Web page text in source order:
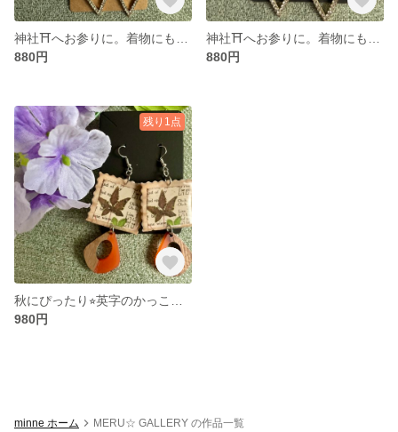
880円
880円
残り1点
980円
minne ホーム MERU☆ GALLERY の作品一覧